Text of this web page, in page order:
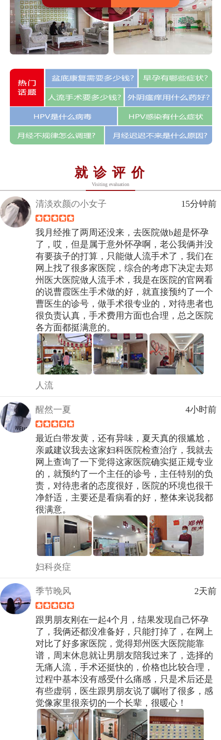
就诊评价
Visiting evaluation
清淡欢颜の小女子 15分钟前
我月经推了两周还没来，去医院做b超是怀孕
了，哎，但是属于意外怀孕啊，老公我俩并没
有要孩子的打算，只能做人流手术了，我们在
网上找了很多家医院，综合的考虑下决定去郑
州医大医院做人流手术，我是在医院的官网看
的说曹霞医生手术做的好，就直接预约了一个
曹医生的诊号，做手术很专业的，对待患者也
很负责认真，手术费用方面也合理，总之医院
各方面都挺满意的。
人流
醒然一夏 4小时前
最近白带发黄，还有异味，夏天真的很尴尬，
亲戚建议我去这家妇科医院检查治疗，我就去
网上查询了一下觉得这家医院确实挺正规专业
的，就预约了一个主任的诊号，主任特别的负
责，对待患者的态度很好，医院的环境也很干
净舒适，主要还是看病看的好，整体来说我都
很满意。
妇科炎症
季节晚风 2天前
跟男朋友刚在一起4个月，结果发现自己怀孕
了，我俩还都没准备好，只能打掉了，在网上
对比了好多家医院，觉得郑州医大医院能靠
谱，周末休息就让男朋友陪我过来了，选择的
无痛人流，手术还挺快的，价格也比较合理，
过程中基本没有感受什么痛感，只是术后还是
有些虚弱，医生跟男朋友说了嘱咐了很多，感
觉像家里很亲切的一个长辈，很暖心！